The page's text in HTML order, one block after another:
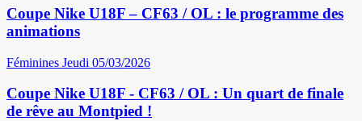
Coupe Nike U18F – CF63 / OL : le programme des
animations
Féminines Jeudi 05/03/2026
Coupe Nike U18F - CF63 / OL : Un quart de finale
de rêve au Montpied !